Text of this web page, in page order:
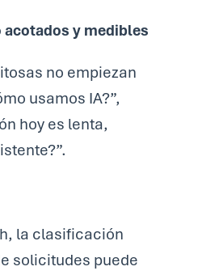
acotados y medibles
no empiezan
usamos IA?”,
hoy es lenta,
.
la clasificación
solicitudes puede